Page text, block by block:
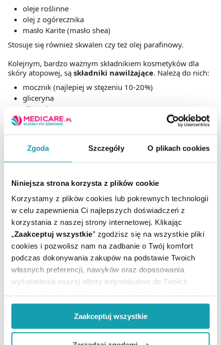
Zgoda Szczegóły O plikach cookies
Niniejsza strona korzysta z plików cookie
Korzystamy z plików cookies lub pokrewnych technologii
w celu zapewnienia Ci najlepszych doświadczeń z
korzystania z naszej strony internetowej. Klikając
„Zaakceptuj wszystkie” zgodzisz się na wszystkie pliki
cookies i pozwolisz nam na zadbanie o Twój komfort
podczas dokonywania zakupów na podstawie Twoich
własnych preferencji, nawyków oraz dopasowania
wyświetlania naszej oferty indywidualnie do Twoich
do prawidłowego działania Portalu oraz jego
funkcjonalności. W zależności od funkcji, dane o tym jak
korzystasz z naszej witryny będą również przekazywane
do naszych Partnerów marketingowych i analitycznych.
Zaakceptuj wszystkie
oleje roślinne
olej z ogórecznika
masło Karite (masło shea)
Stosuje się również skwalen czy też olej parafinowy.
Kolejnym, bardzo ważnym składnikiem kosmetyków dla
skóry atopowej, są składniki nawilżające. Należą do nich:
mocznik (najlepiej w stężeniu 10-20%)
gliceryna
allantoina
sorbitol
Składniki przeciwświądowe to np. L-fukoza, wyciąg z pestek
dyni - kukurbityna oraz dwupotasowa sól kwasu
glicyryzynowego. Powinniśmy zwracam uwagę, aby w
kosmetykach do skóry atopowejnie było składników
nich: linalolu, geraniolu czy lilialu.
Atopowe zapalenie skóry